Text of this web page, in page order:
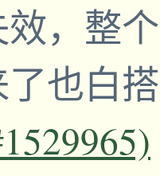
效，整
也白搭